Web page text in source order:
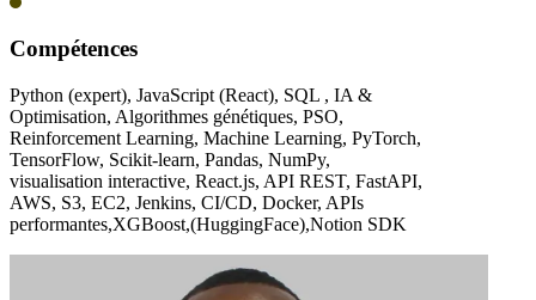
Compétences
Python (expert), JavaScript (React), SQL , IA &
Optimisation, Algorithmes génétiques, PSO,
Reinforcement Learning, Machine Learning, PyTorch,
TensorFlow, Scikit-learn, Pandas, NumPy,
visualisation interactive, React.js, API REST, FastAPI,
AWS, S3, EC2, Jenkins, CI/CD, Docker, APIs
performantes,XGBoost,(HuggingFace),Notion SDK